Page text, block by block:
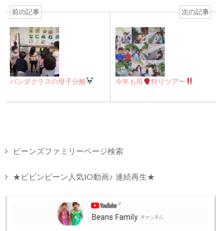
前の記事
パンダクラスの母子分離
次の記事
今年も苺 狩りツアー
ビーンズファミリーページ検索
★ビビンビーン人気10動画♪ 連続再生★